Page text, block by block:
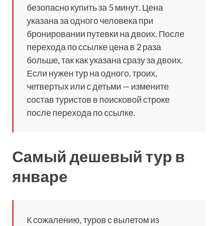
безопасно купить за 5 минут. Цена
указана за одного человека при
бронировании путевки на двоих. После
перехода по ссылке цена в 2 раза
больше, так как указана сразу за двоих.
Если нужен тур на одного, троих,
четвертых или с детьми — измените
состав туристов в поисковой строке
после перехода по ссылке.
Самый дешевый тур в
январе
К сожалению, туров с вылетом из